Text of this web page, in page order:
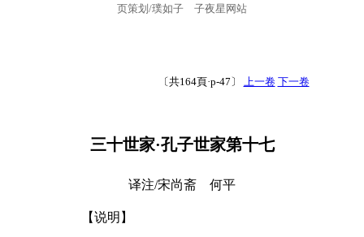
页策划/璞如子 子夜星网站
〔共164頁·p-47〕 上一卷 下一卷
三十世家·孔子世家第十七
译注/宋尚斋 何平
【说明】